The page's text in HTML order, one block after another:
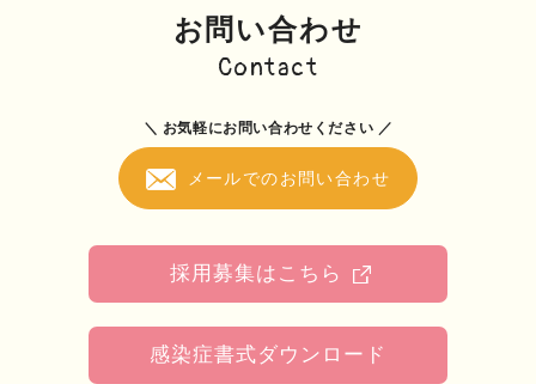
お問い合わせ
Contact
＼ お気軽にお問い合わせください ／
メールでのお問い合わせ
採用募集はこちら
感染症書式ダウンロード